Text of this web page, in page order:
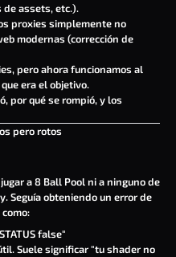
de assets, etc.).
proxies simplemente no
modernas (corrección de
pero ahora funcionamos al
que era el objetivo.
por qué se rompió, y los
pero rotos
a8 Ball Poolni a ninguno de
. Seguía obteniendo un error de
false"
Suele significar "tu shader no